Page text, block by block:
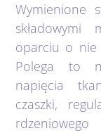
Wymienione
składowymi
oparciu o nie
Polega to
napięcia
czaszki,